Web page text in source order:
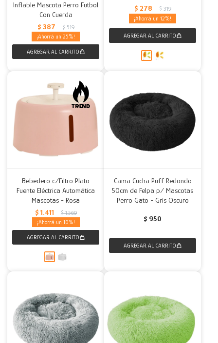
Inflable Mascota Perro Futbol
Con Cuerda
$ 387 $ 519
25
$ 278 $ 319
12
Bebedero c/Filtro Plato
Fuente Eléctrica Automática
Mascotas - Rosa
$ 1.411 $ 1.569
10
Cama Cucha Puff Redondo
50cm de Felpa p/ Mascotas
Perro Gato - Gris Oscuro
$ 950